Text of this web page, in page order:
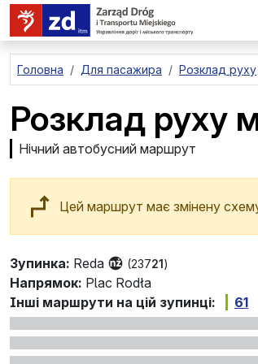
перейти до основного вмісту
Головна Для пасажира Розклад руху
Розклад руху
Нічний автобусний маршрут
Цей маршрут має змінену
Зупинка: Reda (23721)
Напрямок: Plac Rodła
Інші маршрути на цій зупинці:
61